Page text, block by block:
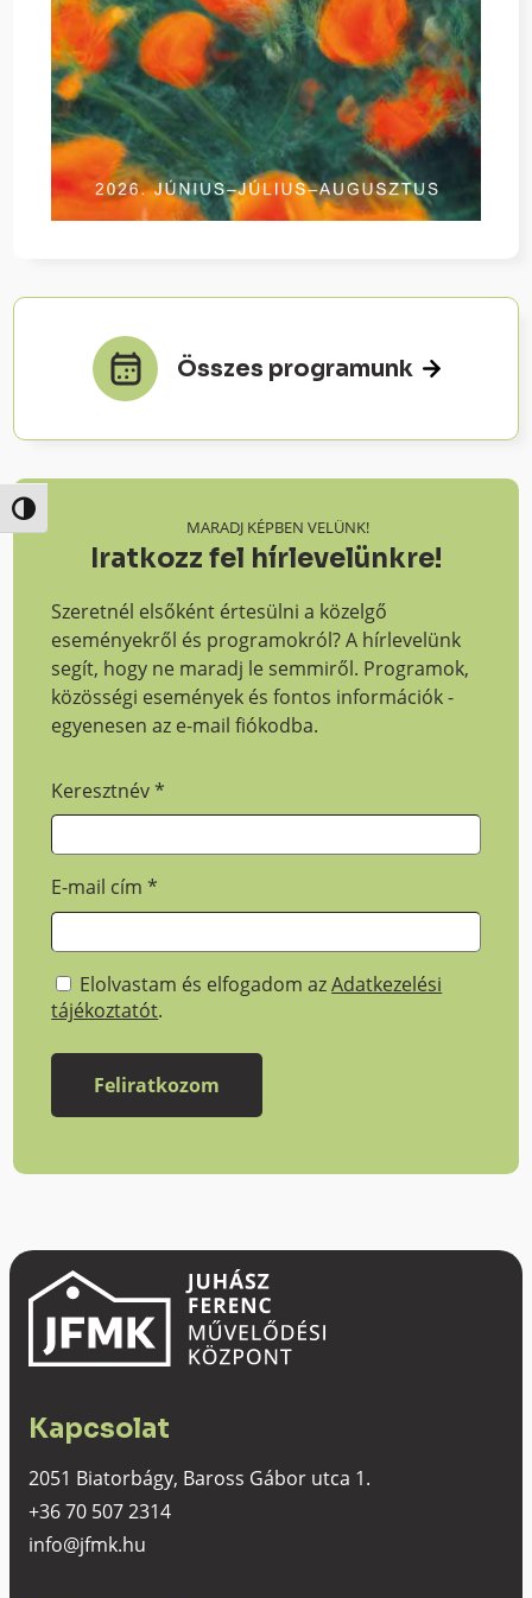
Nagy kontraszt váltása
Összes programunk
MARADJ KÉPBEN VELÜNK!
Iratkozz fel hírlevelünkre!
Szeretnél elsőként értesülni a közelgő
eseményekről és programokról? A hírlevelünk
segít, hogy ne maradj le semmiről. Programok,
közösségi események és fontos információk -
egyenesen az e-mail fiókodba.
Keresztnév*
E-mail cím*
Elolvastam és elfogadom azAdatkezelési
tájékoztatót.
Kapcsolat
2051 Biatorbágy, Baross Gábor utca 1.
+36 70 507 2314
info@jfmk.hu